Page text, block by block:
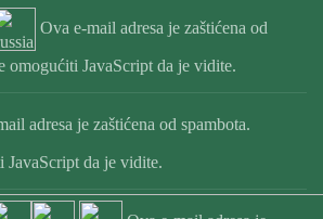
Ova e-mail adresa je zaštićena od
omogućiti JavaScript da je vidite.
adresa je zaštićena od spambota.
JavaScript da je vidite.